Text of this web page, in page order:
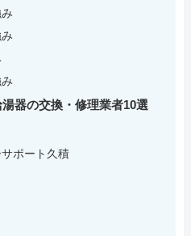
器の交換・修理業者10選
ポート久積